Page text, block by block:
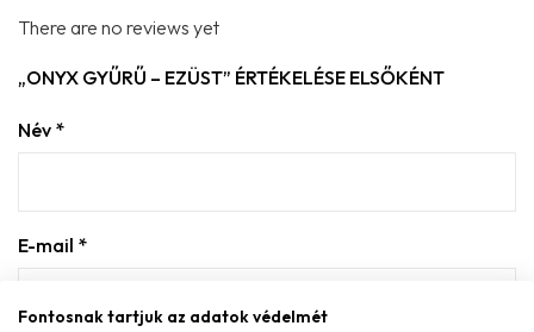
There are no reviews yet
„ONYX GYŰRŰ – EZÜST” ÉRTÉKELÉSE ELSŐKÉNT
Név *
E-mail *
Fontosnak tartjuk az adatok védelmét